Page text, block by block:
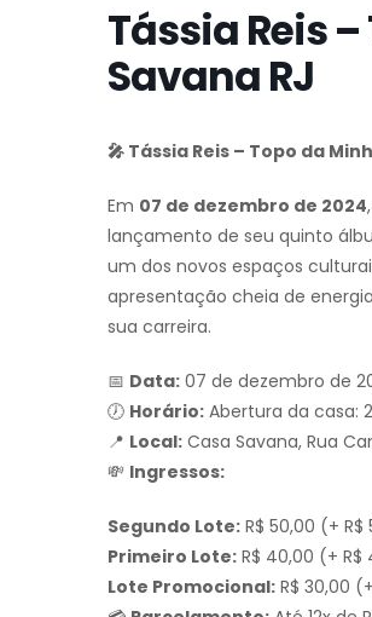
Tássia Reis
Savana RJ
🎤 Tássia Reis – Topo da
Em 07 de dezembro de 2024
lançamento de seu quinto
um dos novos espaços
apresentação cheia de
sua carreira.
📅 Data: 07 de dezembro de
🕖 Horário: Abertura da casa:
📍 Local: Casa Savana, Rua
💸 Ingressos:
Segundo Lote: R$ 50,00 (+
Primeiro Lote: R$ 40,00 (+
Lote Promocional: R$ 30,00